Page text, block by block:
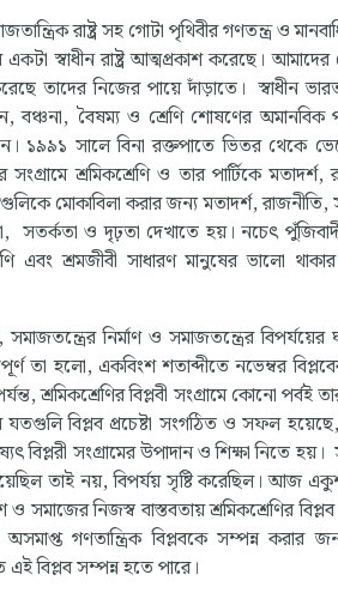
রাষ্ট্র সহ গোটা পৃথিবীর গণতন্ত্র ও
স্বাধীন রাষ্ট্র আত্মপ্রকাশ করেছে।
তাদের নিজের পায়ে দাঁড়াতে। স্বাধীন ভারত
বঞ্চনা, বৈষম্য ও শ্রেণি শোষণের অমানবিক
১৯৯১ সালে বিনা রক্তপাতে ভিতর থেকে
শ্রমিকশ্রেণি ও তার পার্টিকে মতাদর্শ,
মোকাবিলা করার জন্য মতাদর্শ, রাজনীতি,
সতর্কতা ও দৃঢ়তা দেখাতে হয়। নচেৎ
এবং শ্রমজীবী সাধারণ মানুষের ভালো
নির্মাণ ও সমাজতন্ত্রের বিপর্যয়ের
তা হলো, একবিংশ শতাব্দীতে নভেম্বর
বিপ্লবী সংগ্রামে কোনো পর্বই
যতগুলি বিপ্লব প্রচেষ্টা সংগঠিত ও সফল
বিপ্লরী সংগ্রামের উপাদান ও শিক্ষা নিতে হয়।
তাই নয়, বিপর্যয় সৃষ্টি করেছিল। আজ
সমাজের নিজস্ব বাস্তবতায় শ্রমিকশ্রেণির
গণতান্ত্রিক বিপ্লবকে সম্পন্ন করার
এই বিপ্লব সম্পন্ন হতে পারে।